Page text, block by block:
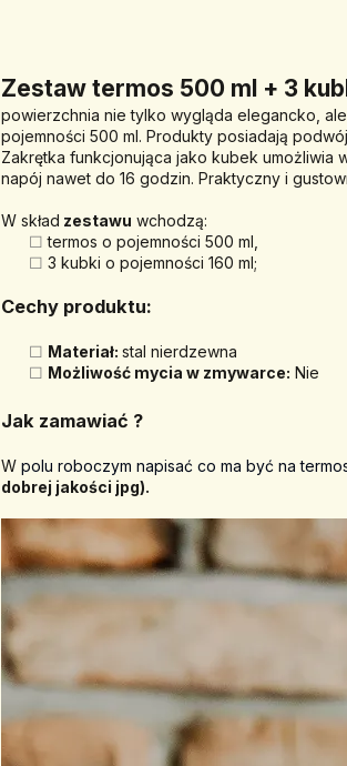
Zestaw termos 500 ml + 3
powierzchnia nie tylko wygląda elegancko,
pojemności 500 ml. Produkty posiadają
Zakrętka funkcjonująca jako kubek umożliwia
napój nawet do 16 godzin. Praktyczny i
W skład zestawu wchodzą:
termos o pojemności 500 ml,
3 kubki o pojemności 160 ml;
Cechy produktu:
Materiał: stal nierdzewna
Możliwość mycia w zmywarce: Nie
Jak zamawiać ?
W polu roboczym napisać co ma być na
dobrej jakości jpg).